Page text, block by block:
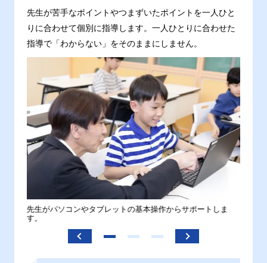
先生が苦手なポイントやつまずいたポイントを一人ひと
りに合わせて個別に指導します。一人ひとりに合わせた
指導で「わからない」をそのままにしません。
先生がパソコンやタブレットの基本操作からサポートしま
す。